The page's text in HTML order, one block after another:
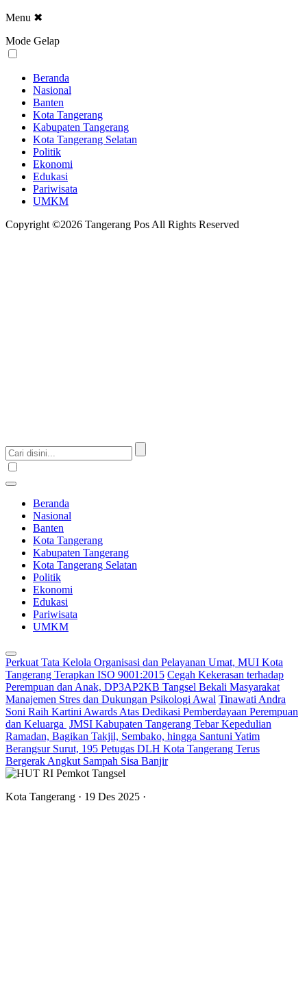
Menu ✖
Mode Gelap
Beranda
Nasional
Banten
Kota Tangerang
Kabupaten Tangerang
Kota Tangerang Selatan
Politik
Ekonomi
Edukasi
Pariwisata
UMKM
Copyright ©2026 Tangerang Pos All Rights Reserved
Beranda
Nasional
Banten
Kota Tangerang
Kabupaten Tangerang
Kota Tangerang Selatan
Politik
Ekonomi
Edukasi
Pariwisata
UMKM
Perkuat Tata Kelola Organisasi dan Pelayanan Umat, MUI Kota
Tangerang Terapkan ISO 9001:2015 Cegah Kekerasan terhadap
Perempuan dan Anak, DP3AP2KB Tangsel Bekali Masyarakat
Manajemen Stres dan Dukungan Psikologi Awal Tinawati Andra
Soni Raih Kartini Awards Atas Dedikasi Pemberdayaan Perempuan
dan Keluarga JMSI Kabupaten Tangerang Tebar Kepedulian
Ramadan, Bagikan Takjil, Sembako, hingga Santuni Yatim
Berangsur Surut, 195 Petugas DLH Kota Tangerang Terus
Bergerak Angkut Sampah Sisa Banjir
Kota Tangerang · 19 Des 2025 ·